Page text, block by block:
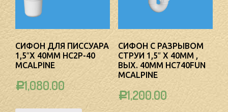
СИФОН ДЛЯ ПИССУАРА
1,5″Х 40ММ HC2P-40
MCALPINE
Р1,080.00
СИФОН С РАЗРЫВОМ
СТРУИ 1,5″ Х 40ММ ,
ВЫХ. 40ММ HC740FUN
MCALPINE
Р1,200.00